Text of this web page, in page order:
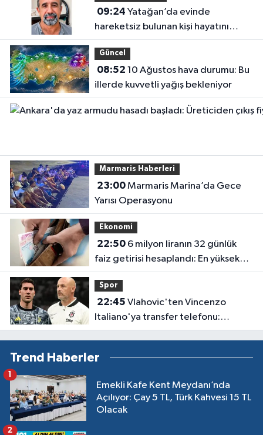
09:24
hareketsiz bulunan kişi hayatını
kaybetti
Güncel
08:52
illerde kuvvetli yağış bekleniyor
Marmaris Haberleri
23:00Marmaris Marina’da Gece
Yarısı Operasyonu
Ekonomi
22:506 milyon liranın 32 günlük
faiz getirisi hesaplandı: En yüksek
oran en çok kazancı vermiyor
Spor
22:45
Italiano'ya transfer telefonu:
Kararını bir iki gün içinde verecek
Trend Haberler
Emekli Kafe Kent Meydanı’nda
Açılıyor: Çay 5 TL, Türk Kahvesi 15 TL
Olacak
1
2